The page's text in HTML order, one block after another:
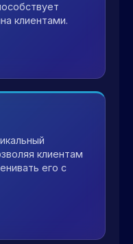
клиентами.
клиентам
его с